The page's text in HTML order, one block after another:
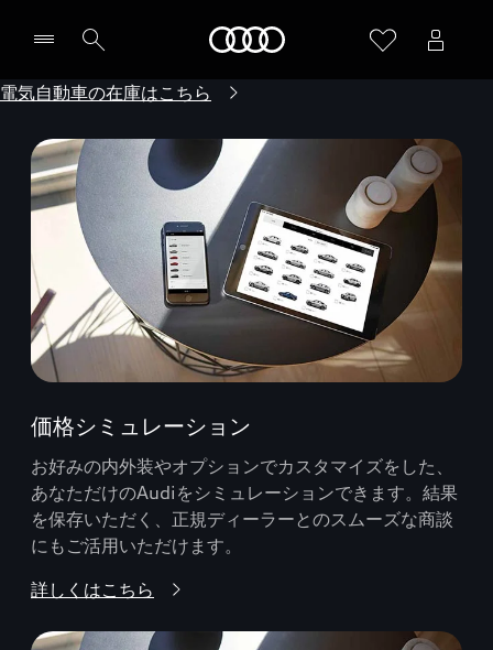
電気自動車の在庫はこちら
価格シミュレーション
お好みの内外装やオプションでカスタマイズをした、
あなただけのAudiをシミュレーションできます。結果
を保存いただく、正規ディーラーとのスムーズな商談
にもご活用いただけます。
詳しくはこちら